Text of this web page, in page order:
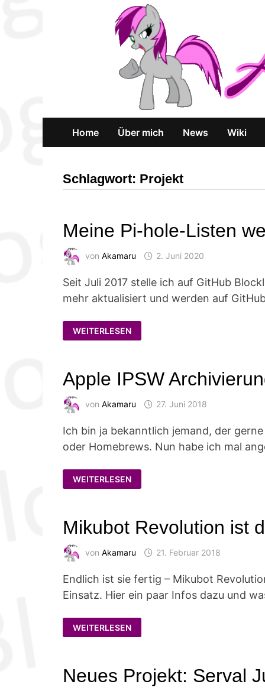
Home Über mich News Wiki
Schlagwort: Projekt
Meine Pi-hole-Listen
vonAkamaru 2. Juni 2020
Seit Juli 2017 stelle ich auf GitHub
mehr aktualisiert und werden auf
MEINE
PI-
HOLE-
WEITERLESEN
Apple IPSW
vonAkamaru 27. Juni 2018
Ich bin ja bekanntlich jemand, der
oder Homebrews. Nun habe ich mal
APPLE
IPSW
ARCHIVIERUNG
WEITERLESEN
Mikubot Revolution ist
vonAkamaru 21. Februar 2018
Endlich ist sie fertig – Mikubot
Einsatz. Hier ein paar Infos dazu und
MIKUBOT
REVOLUTION
IST
WEITERLESEN
Neues Projekt: Serval